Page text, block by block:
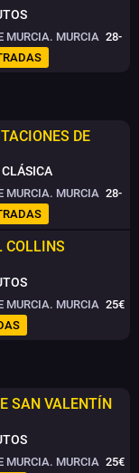
MURCIA. MURCIA 28-
DE
MURCIA. MURCIA 28-
COLLINS
MURCIA. MURCIA 25€
SAN VALENTÍN
MURCIA. MURCIA 25€